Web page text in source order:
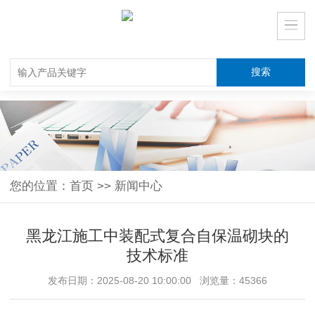
您的位置： 首页 >> 新闻中心
黑龙江施工中装配式复合自保温砌块的
技术标准
发布日期：2025-08-20 10:00:00 浏览量：45366